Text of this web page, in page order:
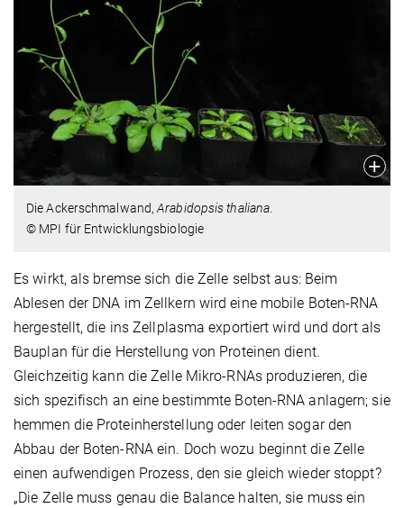
Die Ackerschmalwand,Arabidopsis thaliana
© MPI für Entwicklungsbiologie
Es wirkt, als bremse sich die Zelle selbst aus: Beim
Ablesen der DNA im Zellkern wird eine mobile Boten-RNA
hergestellt, die ins Zellplasma exportiert wird und dort als
Bauplan für die Herstellung von Proteinen dient.
Gleichzeitig kann die Zelle Mikro-RNAs produzieren, die
sich spezifisch an eine bestimmte Boten-RNA anlagern; sie
hemmen die Proteinherstellung oder leiten sogar den
Abbau der Boten-RNA ein. Doch wozu beginnt die Zelle
einen aufwendigen Prozess, den sie gleich wieder stoppt?
„Die Zelle muss genau die Balance halten, sie muss ein